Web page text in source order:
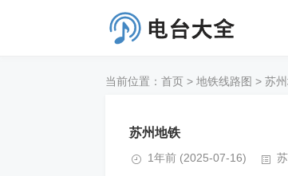
当前位置： 首页 > 地铁线路图 > 苏
苏州地铁
1年前 (2025-07-16)